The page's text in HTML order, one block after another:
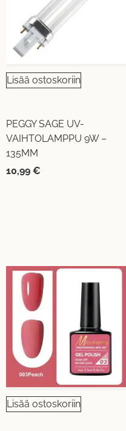
Lisää ostoskoriin
PEGGY SAGE UV-
VAIHTOLAMPPU 9W –
135MM
10,99 €
Lisää ostoskoriin